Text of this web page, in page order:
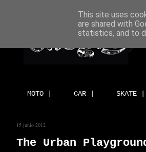
MOTO | CAR | SKATE |
15 junio 2012
The Urban
This site uses
are shared with
statistics, and to